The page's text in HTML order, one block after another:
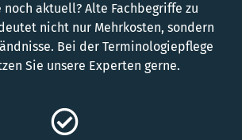
noch aktuell? Alte Fachbegriffe zu
nicht nur Mehrkosten, sondern
Bei der Terminologiepflege
Sie unsere Experten gerne.